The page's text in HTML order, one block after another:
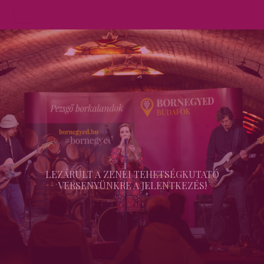
LEZÁRULT A ZENEI TEHETSÉGKUTATÓ
VERSENYÜNKRE A JELENTKEZÉS!